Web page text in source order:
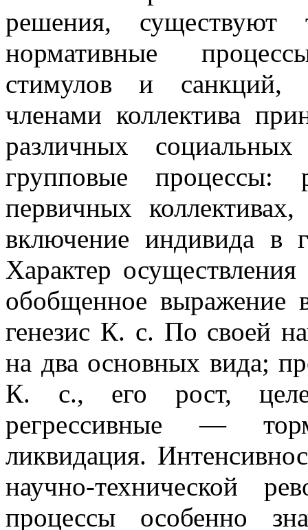
решения, существуют
нормативные
стимулов и санкций,
членами коллектива
различных
групповые процессы:
первичных
включение индивида
Характер
обобщенное выражение
генезис К. с. По своей
на два основных вида;
К. с., его рост,
регрессивные —
ликвидация.
научно-технической
процессы особенно